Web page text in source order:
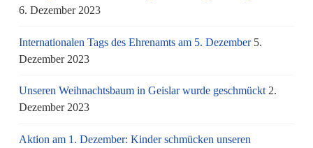
6. Dezember 2023
Internationalen Tags des Ehrenamts am 5. Dezember 5.
Dezember 2023
Unseren Weihnachtsbaum in Geislar wurde geschmückt 2.
Dezember 2023
Aktion am 1. Dezember: Kinder schmücken unseren